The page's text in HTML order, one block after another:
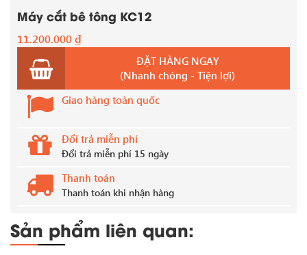
Máy cắt bê tông KC12
11.200.000₫
ĐẶT HÀNG NGAY
(Nhanh chóng - Tiện lợi)
Giao hàng toàn quốc
Đổi trả miễn phí
Đổi trả miễn phí 15 ngày
Thanh toán
Thanh toán khi nhận hàng
Sản phẩm liên quan: